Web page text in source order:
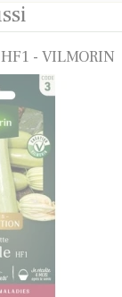
- VILMORIN